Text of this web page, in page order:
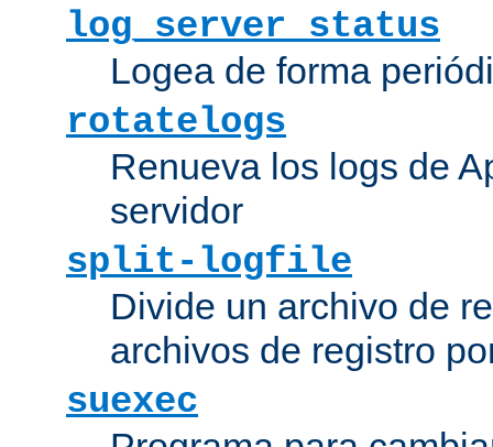
log_server_status
Logea de forma
rotatelogs
Renueva los logs de
servidor
split-logfile
Divide un archivo de
archivos de registro
suexec